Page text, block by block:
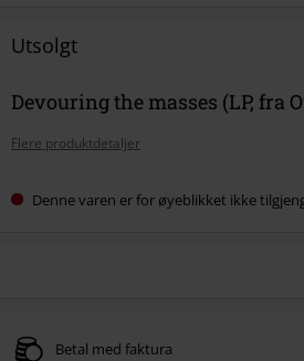
Utsolgt
Devouring the masses (LP, fra
Flere produktdetaljer
Denne varen er for øyeblikket ikke
Betal med faktura